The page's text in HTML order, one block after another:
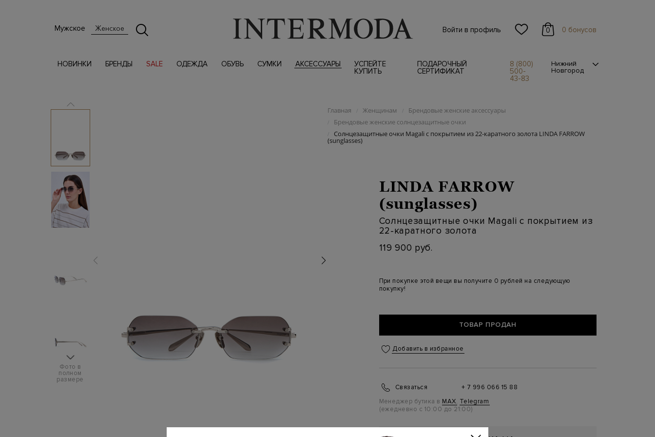
Мужское Женское Войти в профиль 0 0 бонусов
НОВИНКИ БРЕНДЫ SALE ОДЕЖДА ОБУВЬ СУМКИ АКСЕССУАРЫ
УСПЕЙТЕ
КУПИТЬ
ПОДАРОЧНЫЙ
СЕРТИФИКАТ
8 (800)
500-
43-83
Нижний
Новгород
Фото в
полном
размере
Главная / Женщинам / Брендовые женские аксессуары
/ Брендовые женские солнцезащитные очки
/ Солнцезащитные очки Magali c покрытием из 22-каратного золота LINDA FARROW
(sunglasses)
LINDA FARROW
(sunglasses)
Солнцезащитные очки Magali c покрытием из
22-каратного золота
119 900 руб.
При покупке этой вещи вы получите 0 рублей на следующую
покупку!
ТОВАР ПРОДАН
Добавить в избранное
Связаться
+ 7 996 066 15 88
Менеджер бутика в MAX, Telegram
(ежедневно с 10:00 до 21:00)